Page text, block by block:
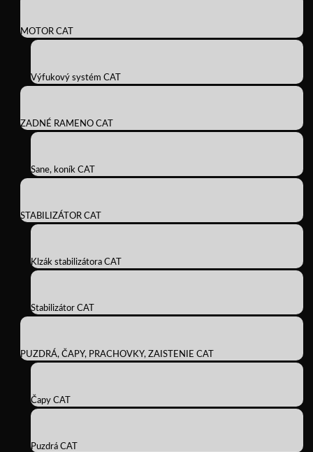
MOTOR CAT
Výfukový systém CAT
ZADNÉ RAMENO CAT
Sane, koník CAT
STABILIZÁTOR CAT
Klzák stabilizátora CAT
Stabilizátor CAT
PUZDRÁ, ČAPY, PRACHOVKY, ZAISTENIE CAT
Čapy CAT
Puzdrá CAT